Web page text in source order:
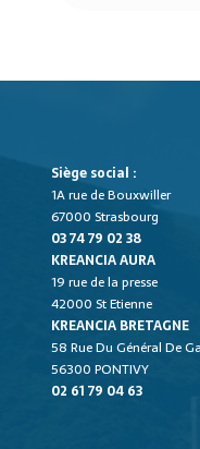
Siège social :
1A rue de Bouxwiller
67000 Strasbourg
03 74 79 02 38
KREANCIA AURA
19 rue de la presse
42000 St Etienne
KREANCIA BRETAGNE
58 Rue Du Général De
56300 PONTIVY
02 61 79 04 63